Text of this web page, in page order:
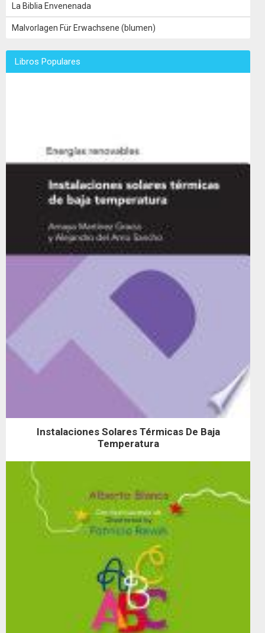
La Biblia Envenenada
Malvorlagen Für Erwachsene (blumen)
Libros Populares
Instalaciones Solares Térmicas De Baja
Temperatura